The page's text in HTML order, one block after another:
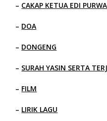
– CAKAP KETUA EDI
– DOA
– DONGENG
– SURAH YASIN SERTA
– FILM
– LIRIK LAGU